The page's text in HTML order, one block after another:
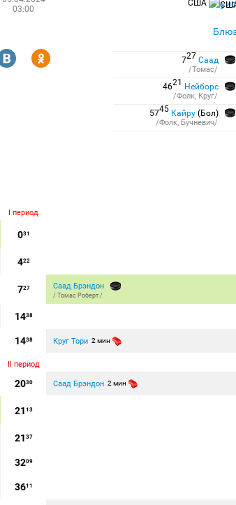
03:00
США
Y 727 Саад
/Томас/
4621 Нейборс
/Фолк, Круг/
5745 Кайру (Бол)
/Фолк, Бучневич/
I период
031
422
727 Саад Брэндон
/Томас Роберт /
1438
1438 Круг Тори 2 мин
II период
2030 Саад Брэндон 2 мин
21 13
21 37
3209
3611